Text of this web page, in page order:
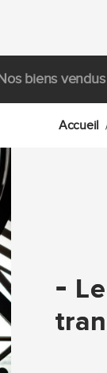
biens vendus
Accueil
-